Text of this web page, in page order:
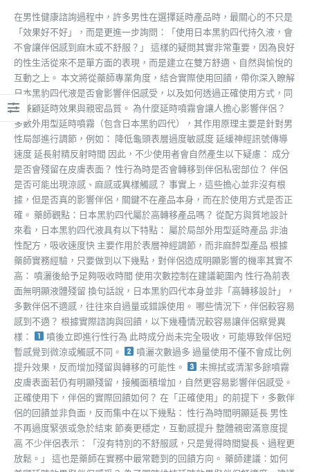
在男性健康諮詢過程中，許多男性在選擇延時產品時，最關心的不只是
「效果好不好」，而是更進一步詢問：「使用日本黑豹四代持久液，會
不會讓伴侶感到麻木或不舒服？」 這樣的疑問其實非常重要，因為良好
的性生活從來不是單方面的表現，而是建立在雙方舒適、自然與愉悅的
互動之上。 本文將從藥師專業角度，結合實際使用回饋，帶你深入瞭解
日本黑豹四代液是否會影響伴侶感受，以及如何透過正確使用方式，同
時兼顧延時效果與親密品質。 為什麼延時噴霧會讓人擔心影響伴侶？
多數外用型延時噴霧（包含日本黑豹四代），其作用原理主要是針對男
性局部進行調節，例如： 降低龜頭表層過度敏感度 延緩神經訊號傳導
速度 延長射精反射時間 因此，不少使用者會自然產生以下疑慮： 成分
是否會殘留在皮膚表面？ 性行為時是否會轉移到伴侶私密部位？ 伴侶
是否可能出現涼感、麻感或異樣觸感？ 事實上，這些擔心並非沒有根
據，但是否真的影響伴侶，關鍵不在產品本身，而在於使用方式是否正
確。 藥師觀點：日本黑豹四代屬於高轉移產品嗎？ 從配方與質地設計
來看，日本黑豹四代液具有以下特點： 屬於局部外用型延時產品 非油
性配方，吸收速度快 主要作用於表層神經調節，而非麻醉型產品 根據
藥師實務經驗，只要做到以下幾點，對伴侶造成明顯影響的機率其實不
高： 噴灑後給予足夠吸收時間 使用次數控制在建議範圍內 性行為前表
面無明顯液體殘留 換句話說，日本黑豹四代本身並非「高轉移設計」，
多數伴侶不適感，往往來自過量或錯誤使用。 哪些情況下，伴侶較容易
感到不適？ 根據實際諮詢與回饋，以下幾種情況較容易讓伴侶察覺異
樣：
噴後立即進行性行為 此時成分尚未完全吸收，可能導致伴侶短
暫感覺到微涼或觸感不同。
噴灑次數過多 過量使用不僅不會成比例
提升效果，反而增加殘留與轉移的可能性。
未擦拭或清潔多餘噴霧
皮膚表面若仍有明顯殘留，接觸面積增加，自然更容易影響伴侶感受。
正確使用下，伴侶的實際回饋如何？ 在「正確使用」的前提下，多數伴
侶的回饋並非負面，反而集中在以下幾點： 性行為時間明顯延長 男性
不再過度緊張或急於結束 節奏更穩定，互動感提升 整體親密滿意度提
高 不少伴侶表示：「沒有特別的不舒服感，只是覺得時間變長、過程更
放鬆。」 這也是藥師在實務中最常聽到的回饋方向。 藥師建議：如何